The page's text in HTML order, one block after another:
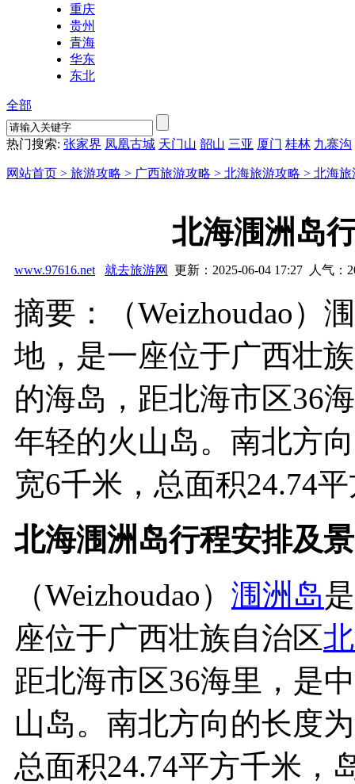
重庆
贵州
青海
华东
东北
全部
热门搜索: 张家界 凤凰古城 天门山 韶山 三亚 厦门 桂林 九寨沟
网站首页 > 旅游攻略 > 广西旅游攻略 > 北海旅游攻略 > 北海旅
北海涠洲岛
www.97616.net 就去旅游网 更新：2025-06-04 17:27 人气：
摘要：（Weizhoudao）
地，是一座位于广西壮
的海岛，距北海市区36
年轻的火山岛。南北方
宽6千米，总面积24.74
北海涠洲岛行程安排及
（Weizhoudao） 涠洲岛是
座位于广西壮族自治区
距北海市区36海里，是
山岛。南北方向的长度
总面积24.74平方千米，